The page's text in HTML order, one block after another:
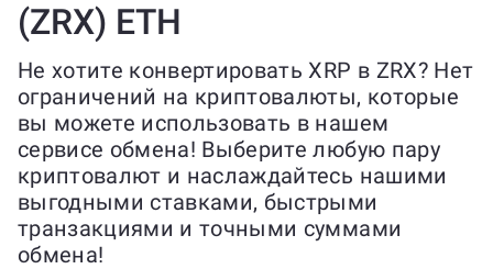
(ZRX) ETH
Не хотите конвертировать XRP в ZRX? Нет
ограничений на криптовалюты, которые
вы можете использовать в нашем
сервисе обмена! Выберите любую пару
криптовалют и наслаждайтесь нашими
выгодными ставками, быстрыми
транзакциями и точными суммами
обмена!